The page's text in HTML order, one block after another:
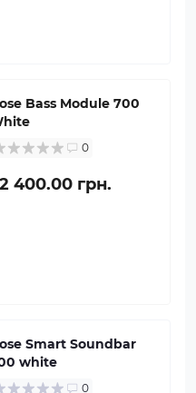
Bass Module 700
0
400.00 грн.
Smart Soundbar
white
0